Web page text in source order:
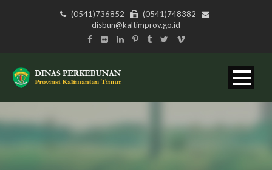
(0541)736852
(0541)748382
disbun@kaltimprov.go.id